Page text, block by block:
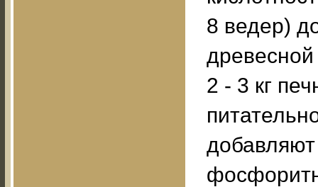
8 ведер)
2 - 3 кг